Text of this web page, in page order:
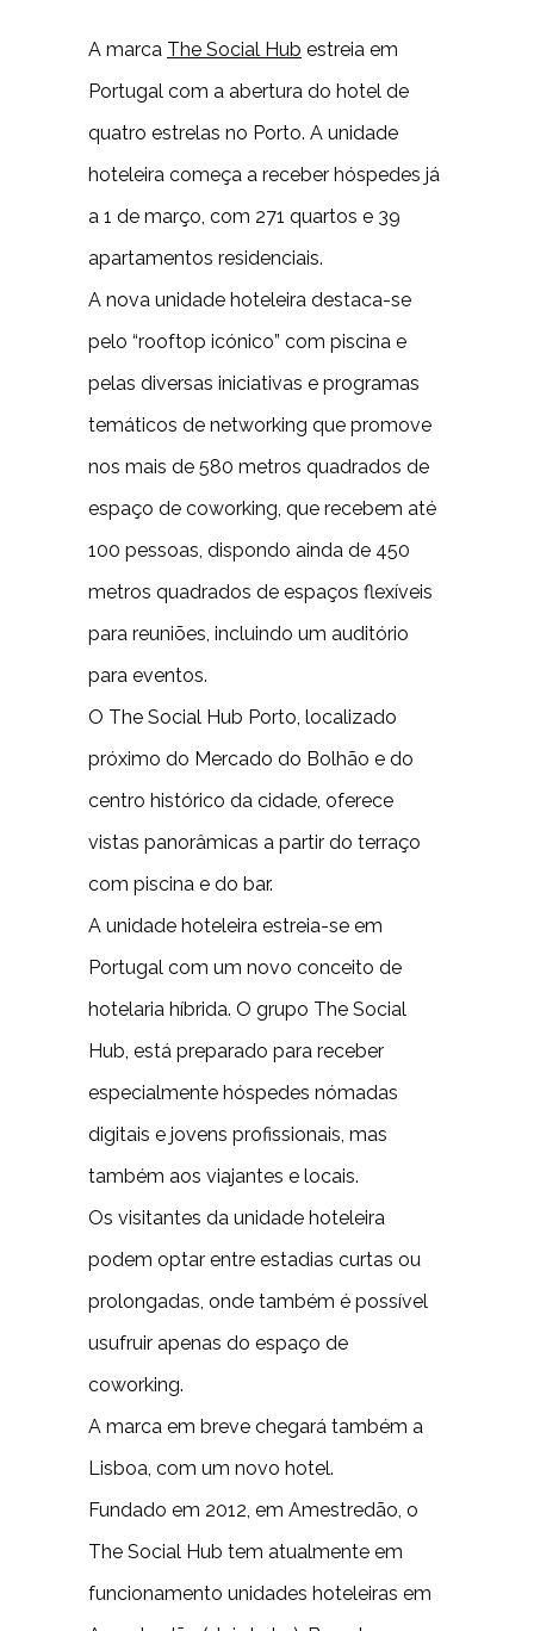
A marca The Social Hub estreia em
Portugal com a abertura do hotel de
quatro estrelas no Porto. A unidade
hoteleira começa a receber hóspedes já
a 1 de março, com 271 quartos e 39
apartamentos residenciais.
A nova unidade hoteleira destaca-se
pelo “rooftop icónico” com piscina e
pelas diversas iniciativas e programas
temáticos de networking que promove
nos mais de 580 metros quadrados de
espaço de coworking, que recebem até
100 pessoas, dispondo ainda de 450
metros quadrados de espaços flexíveis
para reuniões, incluindo um auditório
para eventos.
O The Social Hub Porto, localizado
próximo do Mercado do Bolhão e do
centro histórico da cidade, oferece
vistas panorâmicas a partir do terraço
com piscina e do bar.
A unidade hoteleira estreia-se em
Portugal com um novo conceito de
hotelaria híbrida. O grupo The Social
Hub, está preparado para receber
especialmente hóspedes nómadas
digitais e jovens profissionais, mas
também aos viajantes e locais.
Os visitantes da unidade hoteleira
podem optar entre estadias curtas ou
prolongadas, onde também é possível
usufruir apenas do espaço de
coworking.
A marca em breve chegará também a
Lisboa, com um novo hotel.
Fundado em 2012, em Amestredão, o
The Social Hub tem atualmente em
funcionamento unidades hoteleiras em